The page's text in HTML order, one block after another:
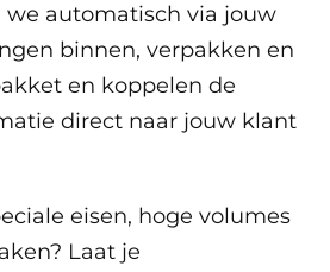
we automatisch via jouw
binnen, verpakken en
en koppelen de
direct naar jouw klant
eisen, hoge volumes
Laat je